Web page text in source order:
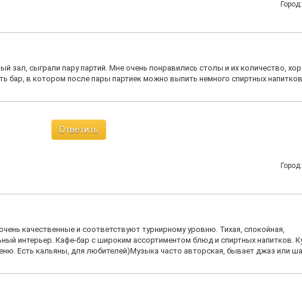
зал, сыграли пару партий. Мне очень понравились столы и их количество,
бар, в котором после пары партиек можно выпить немного спиртных
Ответить
качественные и соответствуют турнирному уровню. Тихая, спокойная,
интерьер. Кафе-бар с широким ассортиментом блюд и спиртных напитков.
Есть кальяны, для любителей)Музыка часто авторская, бывает джаз или